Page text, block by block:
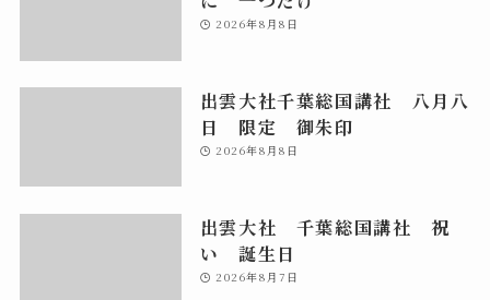
2026年8月8日
出雲大社千葉総国講社 八月八
日 限定 御朱印
2026年8月8日
出雲大社 千葉総国講社 祝
い 誕生日
2026年8月7日